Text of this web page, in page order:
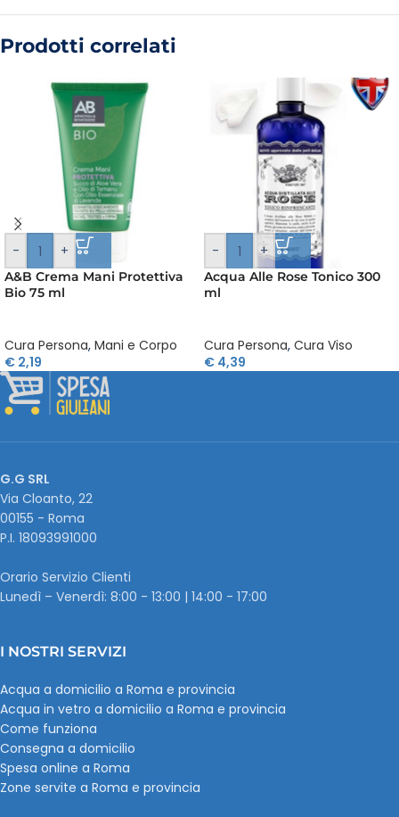
Prodotti correlati
- +
A&B Crema Mani Protettiva
Bio 75 ml
Cura Persona, Mani e Corpo
€ 2,19
- +
Acqua Alle Rose Tonico 300
ml
Cura Persona, Cura Viso
€ 4,39
G.G SRL
Via Cloanto, 22
00155 - Roma
P.I. ‭18093991000
Orario Servizio Clienti
Lunedì – Venerdì: 8:00 - 13:00 | 14:00 - 17:00
I NOSTRI SERVIZI
Acqua a domicilio a Roma e provincia
Acqua in vetro a domicilio a Roma e provincia
Come funziona
Consegna a domicilio
Spesa online a Roma
Zone servite a Roma e provincia